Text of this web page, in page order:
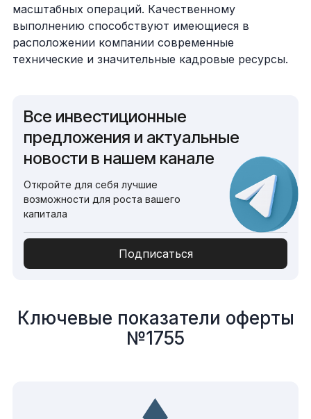
масштабных операций. Качественному
выполнению способствуют имеющиеся в
расположении компании современные
технические и значительные кадровые ресурсы.
Все инвестиционные
предложения и актуальные
новости в нашем канале
Откройте для себя лучшие
возможности для роста вашего
капитала
Подписаться
Ключевые показатели оферты
№1755